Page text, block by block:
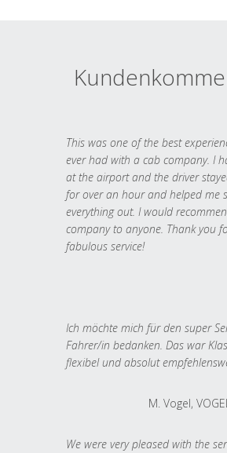
This was one of the best
ever had with a cab company. I
at the airport and the driver
for over an hour and helped me
everything out. I would
company to anyone. Thank you
fabulous service!
Ich möchte mich für den super
Fahrer/in bedanken. Das war
flexibel und absolut
M. Vogel,
We were very pleased with the